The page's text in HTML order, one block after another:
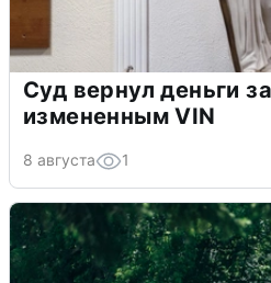
Суд вернул деньги
измененным VIN
8 августа 1